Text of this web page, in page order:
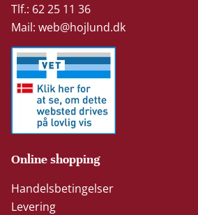
Tlf.: 62 25 11 36
Mail:web@hojlund.dk
Online shopping
Handelsbetingelser
Levering